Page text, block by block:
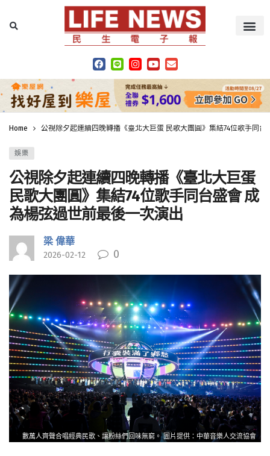
Home 公視除夕起連續四晚轉播《臺北大巨蛋 民歌大團圓》集結74位歌手同
娛樂
公視除夕起連續四晚轉播《臺北大巨蛋
民歌大團圓》集結74位歌手同台盛會 成
為楊弦過世前最後一次演出
梁 偉華
2026-02-12 0
數萬人齊聲合唱經典民歌、讓粉絲們回味無窮。 圖片提供：中華音樂人交流協會